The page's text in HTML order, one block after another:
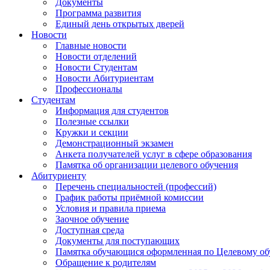
Документы
Программа развития
Единый день открытых дверей
Новости
Главные новости
Новости отделений
Новости Студентам
Новости Абитуриентам
Профессионалы
Студентам
Информация для студентов
Полезные ссылки
Кружки и секции
Демонстрационный экзамен
Анкета получателей услуг в сфере образования
Памятка об организации целевого обучения
Абитуриенту
Перечень специальностей (профессий)
График работы приёмной комиссии
Условия и правила приема
Заочное обучение
Доступная среда
Документы для поступающих
Памятка обучающися оформленная по Целевому
Обращение к родителям